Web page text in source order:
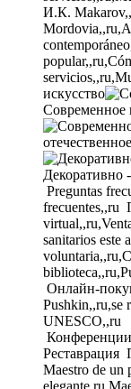
И.К.
искусство
Современное
Декоративно
Preguntas
frecuentes,,ru
sanitarios este
Онлайн-
Pushkin,,ru,se
UNESCO,,ru
Конференции
Реставрация
Maestro de un